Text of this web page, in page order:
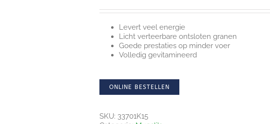
Levert veel energie
Licht verteerbare ontsloten granen
Goede prestaties op minder voer
Volledig gevitamineerd
ONLINE BESTELLEN
SKU: 33701K15